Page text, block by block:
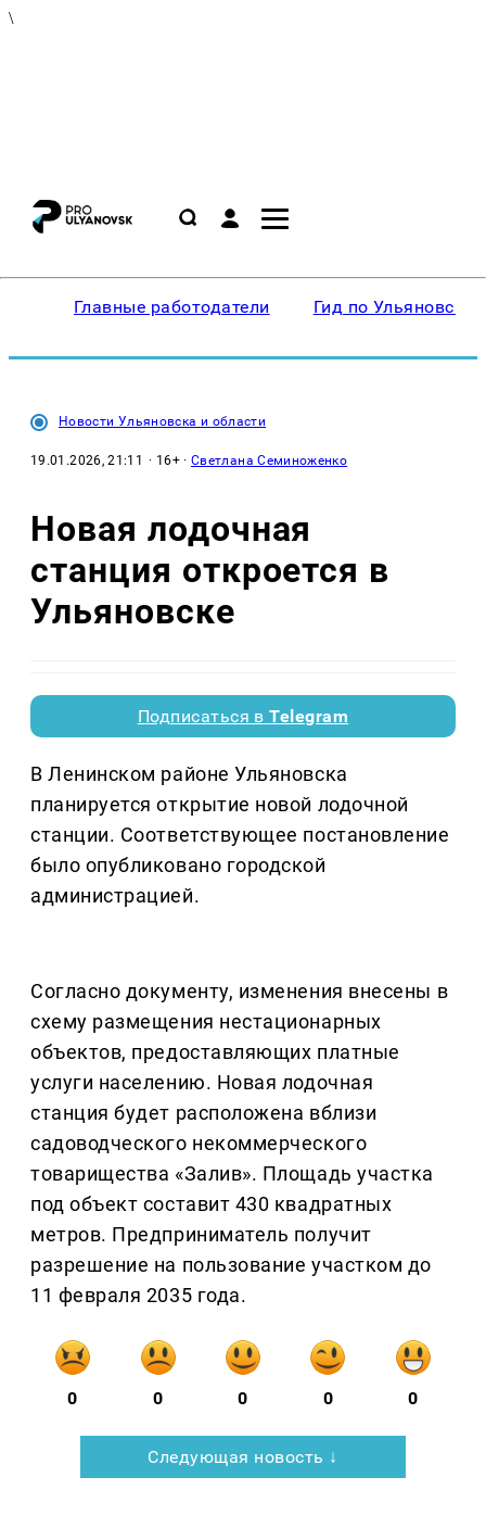
\
Главные работодатели Гид по Ульяновску
Новости Ульяновска и области
19.01.2026, 21:11 · 16+ ·Светлана Семиноженко
Новая лодочная
станция откроется в
Ульяновске
Подписаться вTelegram
В Ленинском районе Ульяновска
планируется открытие новой лодочной
станции. Соответствующее постановление
было опубликовано городской
администрацией.
Согласно документу, изменения внесены в
схему размещения нестационарных
объектов, предоставляющих платные
услуги населению. Новая лодочная
станция будет расположена вблизи
садоводческого некоммерческого
товарищества «Залив». Площадь участка
под объект составит 430 квадратных
метров. Предприниматель получит
разрешение на пользование участком до
11 февраля 2035 года.
0 0 0 0 0
Следующая новость ↓